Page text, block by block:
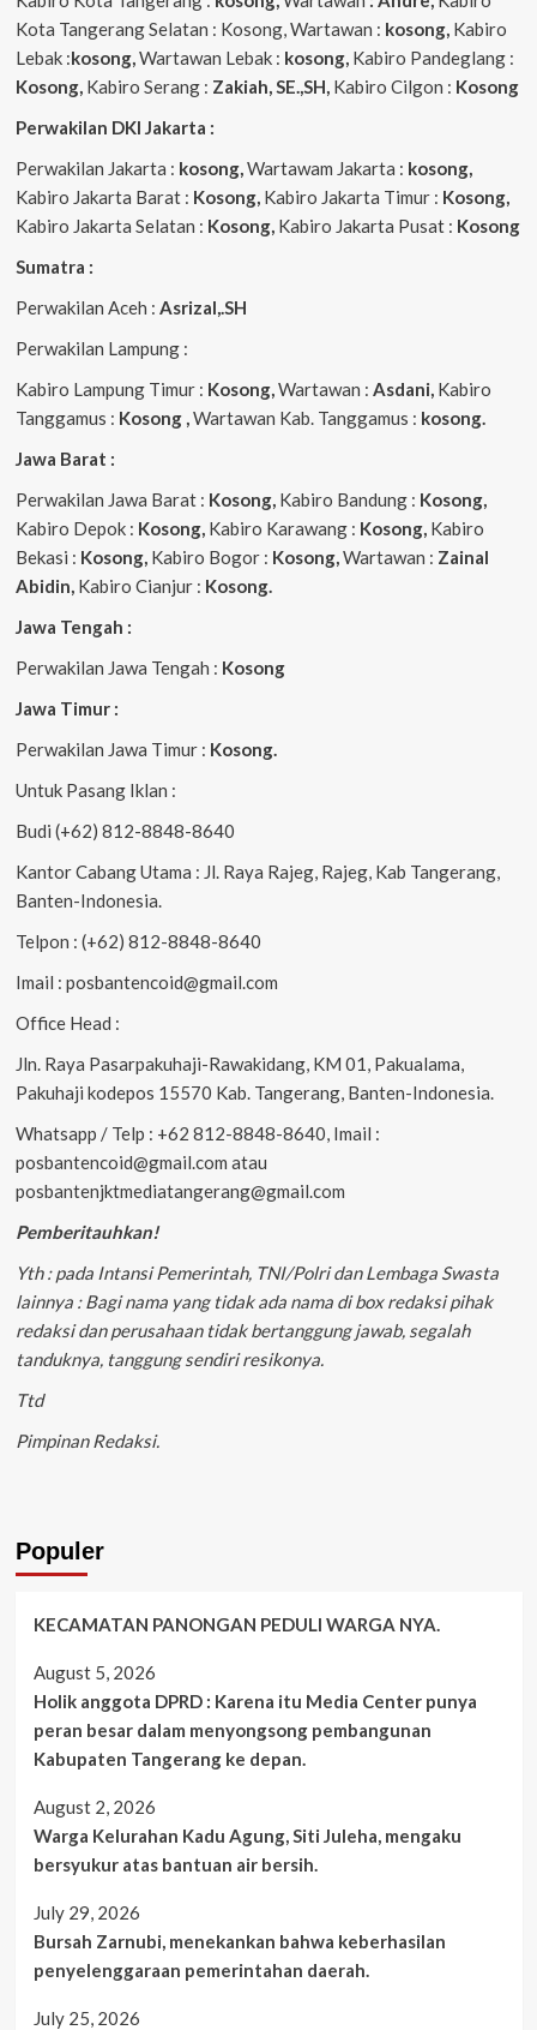
Kota Tangerang Selatan : Kosong, Wartawan : kosong, Kabiro
Lebak :kosong, Wartawan Lebak : kosong, Kabiro Pandeglang :
Kosong, Kabiro Serang : Zakiah, SE.,SH, Kabiro Cilgon : Kosong
Perwakilan DKI Jakarta :
Perwakilan Jakarta : kosong, Wartawam Jakarta : kosong,
Kabiro Jakarta Barat : Kosong, Kabiro Jakarta Timur : Kosong,
Kabiro Jakarta Selatan : Kosong, Kabiro Jakarta Pusat : Kosong
Sumatra :
Perwakilan Aceh : Asrizal,.SH
Perwakilan Lampung :
Kabiro Lampung Timur : Kosong, Wartawan : Asdani, Kabiro
Tanggamus : Kosong , Wartawan Kab. Tanggamus : kosong.
Jawa Barat :
Perwakilan Jawa Barat : Kosong, Kabiro Bandung : Kosong,
Kabiro Depok : Kosong, Kabiro Karawang : Kosong, Kabiro
Bekasi : Kosong, Kabiro Bogor : Kosong, Wartawan : Zainal
Abidin, Kabiro Cianjur : Kosong.
Jawa Tengah :
Perwakilan Jawa Tengah : Kosong
Jawa Timur :
Perwakilan Jawa Timur : Kosong.
Untuk Pasang Iklan :
Budi (+62) 812-8848-8640
Kantor Cabang Utama : Jl. Raya Rajeg, Rajeg, Kab Tangerang,
Banten-Indonesia.
Telpon : (+62) 812-8848-8640
Imail : posbantencoid@gmail.com
Office Head :
Jln. Raya Pasarpakuhaji-Rawakidang, KM 01, Pakualama,
Pakuhaji kodepos 15570 Kab. Tangerang, Banten-Indonesia.
Whatsapp / Telp : +62 812-8848-8640, Imail :
posbantencoid@gmail.com atau
posbantenjktmediatangerang@gmail.com
Pemberitauhkan!
Yth : pada Intansi Pemerintah, TNI/Polri dan Lembaga Swasta
lainnya : Bagi nama yang tidak ada nama di box redaksi pihak
redaksi dan perusahaan tidak bertanggung jawab, segalah
tanduknya, tanggung sendiri resikonya.
Ttd
Pimpinan Redaksi.
Populer
KECAMATAN PANONGAN PEDULI WARGA NYA.
August 5, 2026
Holik anggota DPRD : Karena itu Media Center punya
peran besar dalam menyongsong pembangunan
Kabupaten Tangerang ke depan.
August 2, 2026
Warga Kelurahan Kadu Agung, Siti Juleha, mengaku
bersyukur atas bantuan air bersih.
July 29, 2026
Bursah Zarnubi, menekankan bahwa keberhasilan
penyelenggaraan pemerintahan daerah.
July 25, 2026